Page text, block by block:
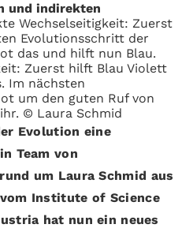
und indirekten
Wechselseitigkeit: Zuerst
Evolutionsschritt der
das und hilft nun Blau.
Zuerst hilft Blau Violett
Im nächsten
um den guten Ruf von
© Laura Schmid
Evolution eine
Team von
um Laura Schmid aus
vom Institute of Science
hat nun ein neues